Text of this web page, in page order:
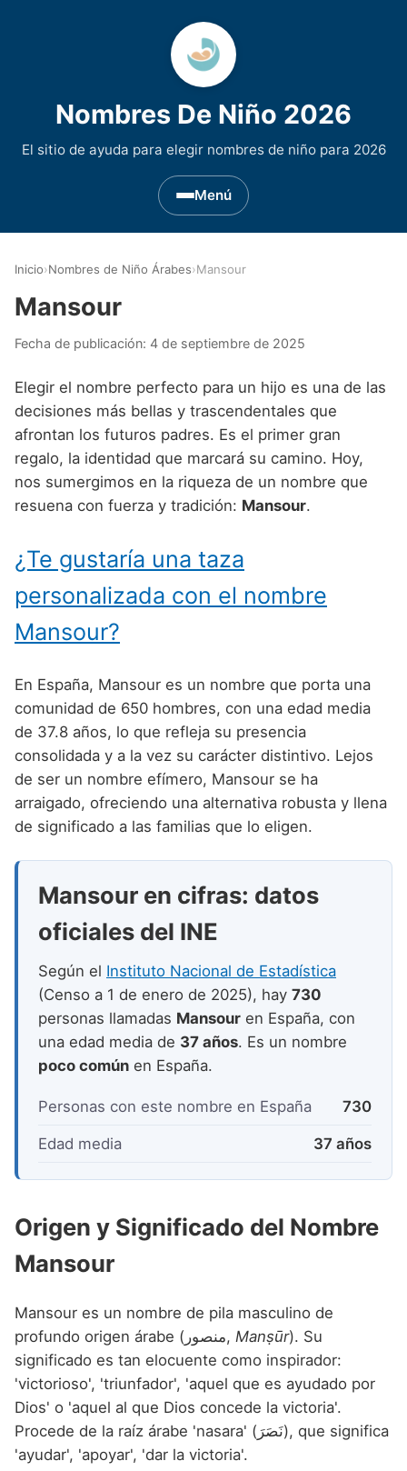
Nombres De Niño 2026
El sitio de ayuda para elegir nombres de niño para 2026
Menú
Nombres de niño que empiezan por D
Nombres de niño que empiezan por E
Nombres de niño que empiezan por F
Nombres de niño que empiezan por G
Nombres de niño que empiezan por I
Nombres de niño que empiezan por J
Nombres de niño que empiezan por K
Nombres de niño que empiezan por L
Nombres de niño que empiezan por M
Nombres de niño que empiezan por N
Nombres de niño que empiezan por O
Nombres de niño que empiezan por P
Nombres de niño que empiezan por Q
Nombres de niño que empiezan por R
Nombres de niño que empiezan por S
Nombres de niño que empiezan por T
Nombres de niño que empiezan por U
Nombres de niño que empiezan por V
Nombres de niño que empiezan por W
Nombres de niño que empiezan por X
Nombres de niño que empiezan por Y
Nombres de niño que empiezan por Z
Nombres de Niño Asturianos
Nombres de Niño Baleares
Nombres de Niño Canarios
Nombres de Niño Cantabros
Nombres de Niño Extremeños
Nombres de Niño Madrileños
Nombres de Niño Murcianos
Nombres de Niño Navarros
Nombres de Niño Riojanos
Nombres de Niño Valencianos
Nombres de Niño Vascos
Nombres de Niño Celtas
Nombres de Niño Egipcios
Nombres de Niño Griegos
Nombres de Niño Mitologicos
Nombres de Niño Alemanes
Nombres de Niño Americanos
Nombres de Niño Arabes
Nombres de Niño Chinos
Nombres de Niño Franceses
Nombres de Niño Hispanoamericanos
Nombres de Niño Japoneses
Nombres de Niño Judíos
Nombres de Niño Marroquíes
Nombres de Niño Portugueses
Nombres de Niño Rumanos
Nombres de Niño Suecos
Buscar
Inicio›Nombres de Niño Árabes›Mansour
Mansour
Fecha de publicación: 4 de septiembre de 2025
Elegir el nombre perfecto para un hijo es una de las
decisiones más bellas y trascendentales que
afrontan los futuros padres. Es el primer gran
regalo, la identidad que marcará su camino. Hoy,
nos sumergimos en la riqueza de un nombre que
resuena con fuerza y tradición: Mansour.
¿Te gustaría una taza
personalizada con el nombre
Mansour?
En España, Mansour es un nombre que porta una
comunidad de 650 hombres, con una edad media
de 37.8 años, lo que refleja su presencia
consolidada y a la vez su carácter distintivo. Lejos
de ser un nombre efímero, Mansour se ha
arraigado, ofreciendo una alternativa robusta y llena
de significado a las familias que lo eligen.
Mansour en cifras: datos
oficiales del INE
Según el Instituto Nacional de Estadística
(Censo a 1 de enero de 2025), hay 730
personas llamadas Mansour en España, con
una edad media de 37 años. Es un nombre
poco común en España.
Personas con este nombre en España 730
Edad media 37 años
Origen y Significado del Nombre
Mansour
Mansour es un nombre de pila masculino de
profundo origen árabe (منصور, Manṣūr). Su
significado es tan elocuente como inspirador:
'victorioso', 'triunfador', 'aquel que es ayudado por
Dios' o 'aquel al que Dios concede la victoria'.
Procede de la raíz árabe 'nasara' (نَصَرَ), que significa
'ayudar', 'apoyar', 'dar la victoria'.